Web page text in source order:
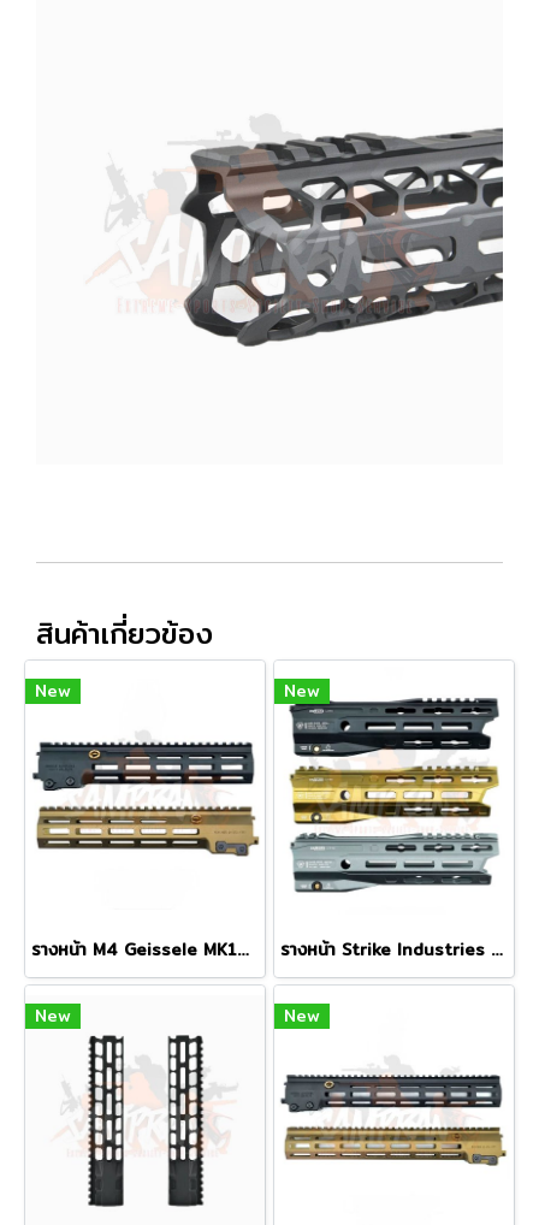
สินค้าเกี่ยวข้อง
New
รางหน้า M4 Geissele MK16 M-LOK 10.5" Super Modular Rail
New
รางหน้า Strike Industries GRIDLOK LITE 8.5นิ้ว
New New